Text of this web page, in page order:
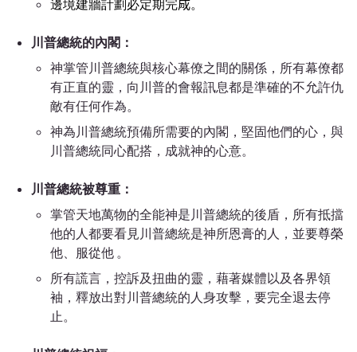
邊境建牆計劃必定期完𢦓。
川普總統的內閣：
神掌管川普總統與核心幕僚之間的關係，
所有幕僚都
有正直的靈，向川普的會報訊息都是準確的不允許仇
敵有仼何作為。
神為川普總統預備所需要的內閣，堅固他們的心，與
川普總統同心配搭，成就神的心意。
川普總統被尊重：
掌管天地萬物的全能神是川普總統的後盾，所有抵擋
他的人都要看見川普總統是神所恩膏的人，並要尊榮
他、服從他 。
所有謊言，控訴及扭曲的靈，藉著媒體以及各界領
袖，釋放出對川普總統的人身攻擊，要完全退去停
止。